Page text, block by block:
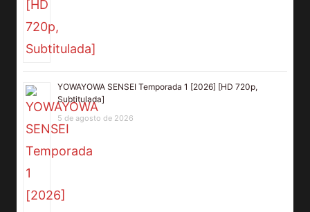
YOWAYOWA SENSEI Temporada 1 [2026] [HD 720p,
Subtitulada]
5 de agosto de 2026